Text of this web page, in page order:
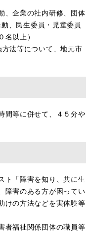
、企業の社内研修、団体
、民生委員・児童委員
以上）
法等について、地元市
間等に併せて、４５分や
ト「障害を知り、共に生
障害のある方が困ってい
けの方法などを実体験等
者福祉関係団体の職員等